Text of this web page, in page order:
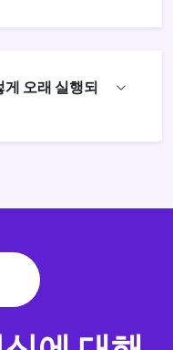
오래 실행되